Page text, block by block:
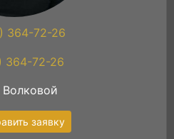
364-72-26
364-72-26
заявку